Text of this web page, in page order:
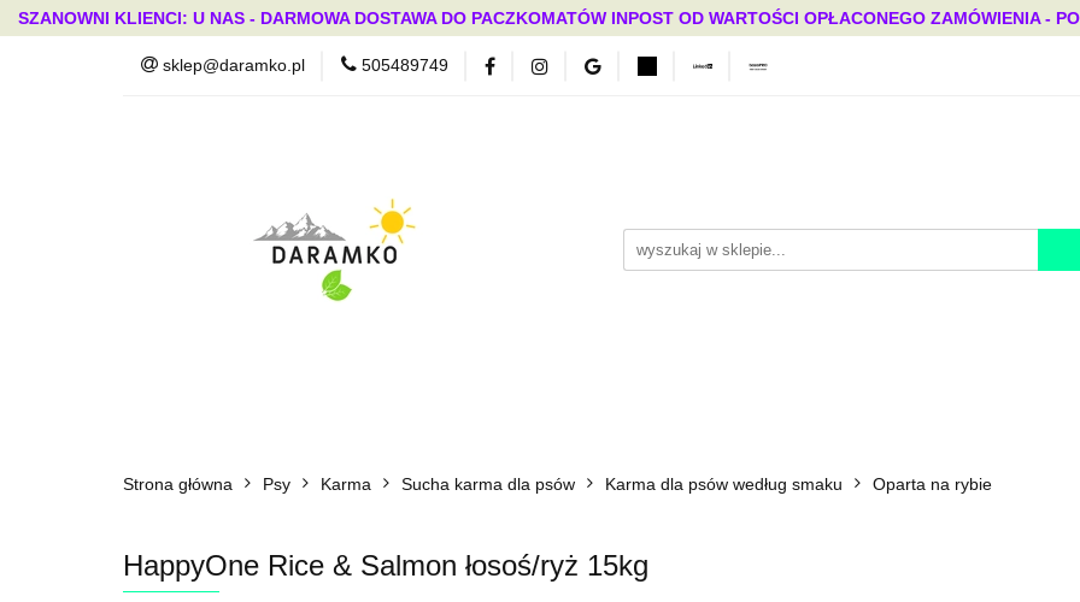
SZANOWNI KLIENCI: U NAS - DARMOWA DOSTAWA DO PACZKOMATÓW INPOST OD WARTOŚCI OPŁACONEGO ZAMÓWIENIA -
sklep@daramko.pl 505489749Nowości Bestsellery Mega okazje
Strona główna Psy Karma Sucha karma dla psów Karma dla psów według smaku Oparta na rybie
HappyOne Rice & Salmon łosoś/ryż 15kg